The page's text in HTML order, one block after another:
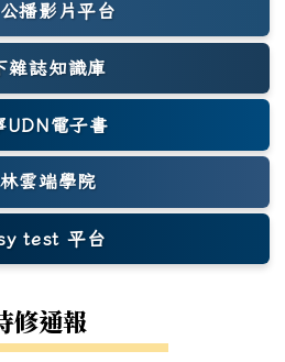
播影片平台
雜誌知識庫
(另開新視窗)
UDN電子書
雲端學院
test 平台
(另開新視窗)
修通報